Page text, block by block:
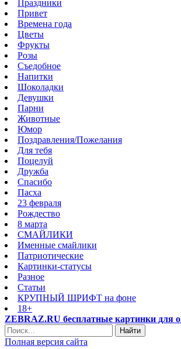
Праздники
Привет
Времена года
Цветы
Фрукты
Розы
Съедобное
Напитки
Шоколадки
Девушки
Парни
Животные
Юмор
Поздравления/Пожелания
Для тебя
Поцелуй
Дружба
Спасибо
Пасха
23 февраля
Рождество
8 марта
СМАЙЛИКИ
Именные смайлики
Патриотические
Картинки-статусы
Разное
Cтатьи
КРУПНЫЙ ШРИФТ на фоне
18+
ZEBRAZ.RU бесплатные картинки для
Найти
Полная версия сайта